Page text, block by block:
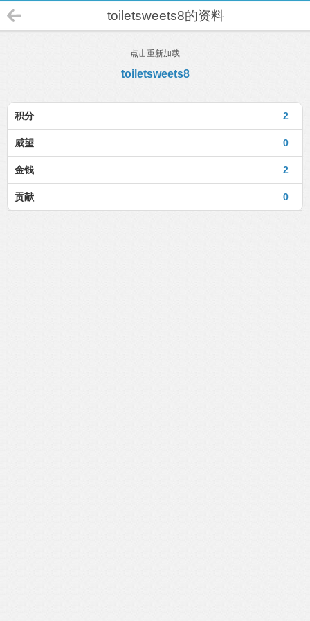
toiletsweets8的资料
点击重新加载
toiletsweets8
2
积分
0
威望
2
金钱
0
贡献